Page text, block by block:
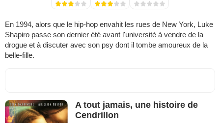
En 1994, alors que le hip-hop envahit les rues de New York, Luke
Shapiro passe son dernier été avant l'université à vendre de la
drogue et à discuter avec son psy dont il tombe amoureux de la
belle-fille.
A tout jamais, une histoire de
Cendrillon